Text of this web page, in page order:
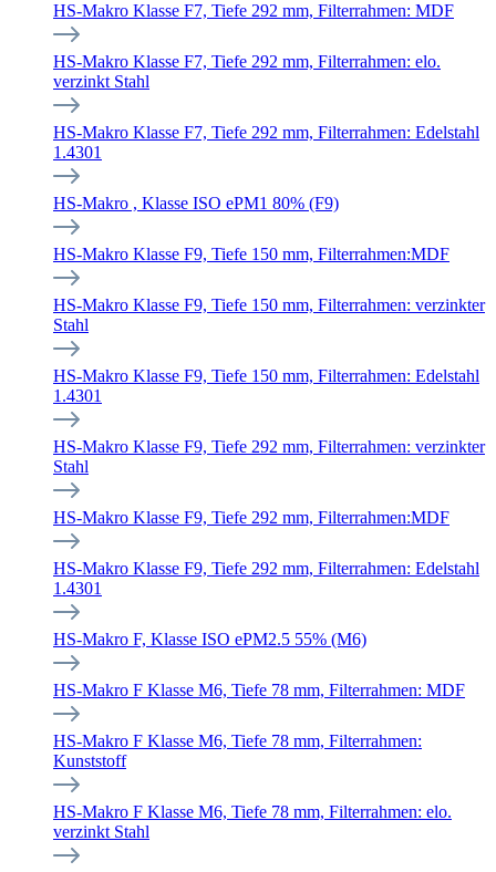
HS-Makro Klasse F7, Tiefe 292 mm, Filterrahmen: MDF
HS-Makro Klasse F7, Tiefe 292 mm, Filterrahmen: elo.
verzinkt Stahl
HS-Makro Klasse F7, Tiefe 292 mm, Filterrahmen: Edelstahl
1.4301
HS-Makro , Klasse ISO ePM1 80% (F9)
HS-Makro Klasse F9, Tiefe 150 mm, Filterrahmen:MDF
HS-Makro Klasse F9, Tiefe 150 mm, Filterrahmen: verzinkter
Stahl
HS-Makro Klasse F9, Tiefe 150 mm, Filterrahmen: Edelstahl
1.4301
HS-Makro Klasse F9, Tiefe 292 mm, Filterrahmen: verzinkter
Stahl
HS-Makro Klasse F9, Tiefe 292 mm, Filterrahmen:MDF
HS-Makro Klasse F9, Tiefe 292 mm, Filterrahmen: Edelstahl
1.4301
HS-Makro F, Klasse ISO ePM2.5 55% (M6)
HS-Makro F Klasse M6, Tiefe 78 mm, Filterrahmen: MDF
HS-Makro F Klasse M6, Tiefe 78 mm, Filterrahmen:
Kunststoff
HS-Makro F Klasse M6, Tiefe 78 mm, Filterrahmen: elo.
verzinkt Stahl